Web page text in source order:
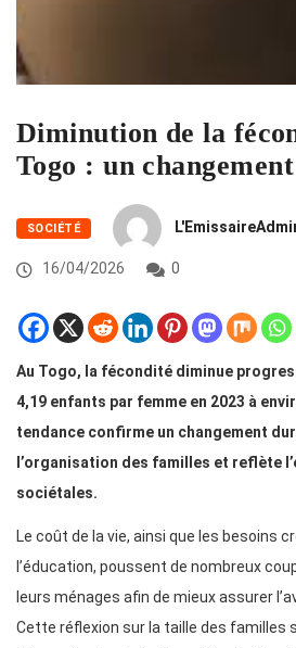
Diminution de la
Togo : un
SOCIÉTÉ
16/04/2026 0
Au Togo, la fécondité diminue
4,19 enfants par femme en 2023 à
tendance confirme un changement
l’organisation des familles et reflète
sociétales.
Le coût de la vie, ainsi que les besoins
l’éducation, poussent de nombreux
leurs ménages afin de mieux assurer
Cette réflexion sur la taille des familles